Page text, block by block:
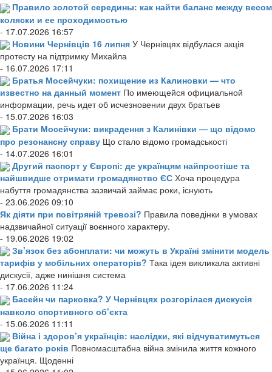
Правило золотой середины: как найти баланс между весом
коляски и ее проходимостью
- 17.07.2026 16:57
Новини Чернівців 16 липня У Чернівцях відбулася акція
протесту на підтримку Михайла
- 16.07.2026 17:11
Братья Мосейчуки: похищение из Калиновки — что
известно на данный момент По имеющейся официальной
информации, речь идет об исчезновении двух братьев
- 15.07.2026 16:03
Брати Мосейчуки: викрадення з Калинівки — що відомо
про резонансну справу Що стало відомо громадськості
- 14.07.2026 16:01
Другий паспорт у Європі: де українцям найпростіше та
найшвидше отримати громадянство ЄС Хоча процедура
набуття громадянства зазвичай займає роки, існують
- 23.06.2026 09:10
Як діяти при повітряній тревозі? Правила поведінки в умовах
надзвичайної ситуації воєнного характеру.
- 19.06.2026 19:02
Зв’язок без абонплати: чи можуть в Україні змінити модель
тарифів у мобільних операторів? Така ідея викликала активні
дискусії, адже нинішня система
- 17.06.2026 11:24
Басейн чи парковка? У Чернівцях розгорілася дискусія
навколо спортивного об’єкта
- 15.06.2026 11:11
Війна і здоров’я українців: наслідки, які відчуватимуться
ще багато років Повномасштабна війна змінила життя кожного
українця. Щоденні